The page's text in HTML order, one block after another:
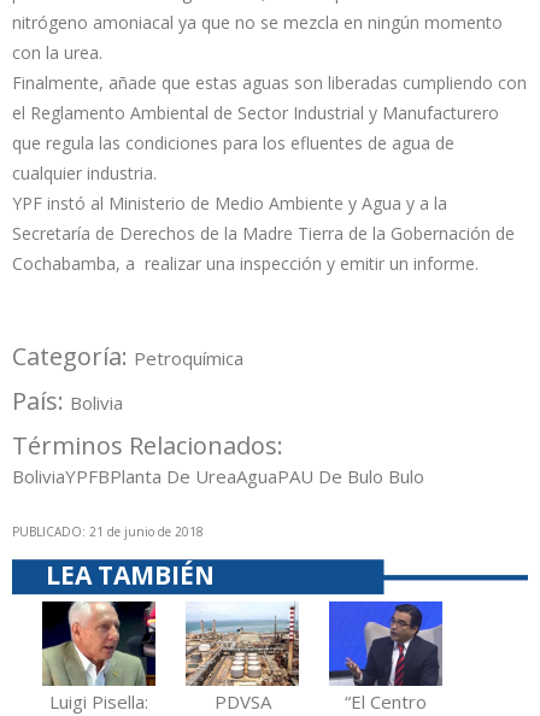
nitrógeno amoniacal ya que no se mezcla en ningún momento
con la urea.
Finalmente, añade que estas aguas son liberadas cumpliendo con
el Reglamento Ambiental de Sector Industrial y Manufacturero
que regula las condiciones para los efluentes de agua de
cualquier industria.
YPF instó al Ministerio de Medio Ambiente y Agua y a la
Secretaría de Derechos de la Madre Tierra de la Gobernación de
Cochabamba, a realizar una inspección y emitir un informe.
Categoría: Petroquímica
País: Bolivia
Términos Relacionados:
BoliviaYPFBPlanta De UreaAguaPAU De Bulo Bulo
PUBLICADO: 21 de junio de 2018
LEA TAMBIÉN
Luigi Pisella:
PDVSA
“El Centro